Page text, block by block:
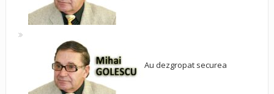
Au dezgropat securea